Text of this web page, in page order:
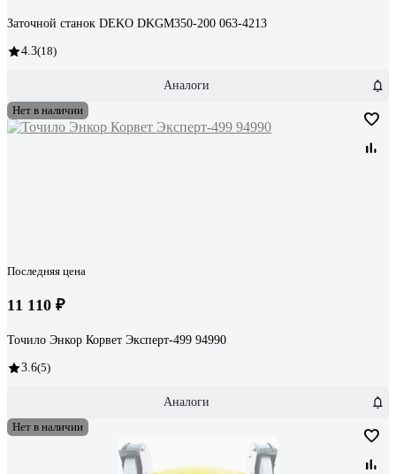
Заточной станок DEKO DKGM350-200 063-4213
4.3(18)
Аналоги
Нет в наличии
Последняя цена
11 110 ₽
Точило Энкор Корвет Эксперт-499 94990
3.6(5)
Аналоги
Нет в наличии